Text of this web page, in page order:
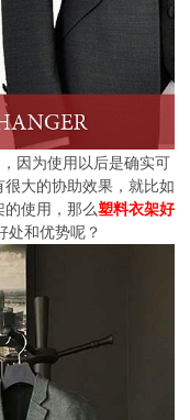
因为使用以后是确实可
大的协助效果，就比如
使用，那么塑料衣架好
处和优势呢？